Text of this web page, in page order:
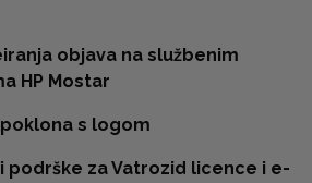
objava na službenim
HP Mostar
s logom
podrške za Vatrozid licence i e-